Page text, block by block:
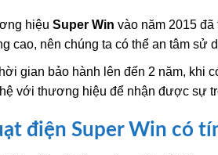
hiệu Super Win vào năm 2015
cao, nên chúng ta có thể an tâm sử
gian bảo hành lên đến 2 năm, khi
hệ với thương hiệu để nhận được sự
điện Super Win có